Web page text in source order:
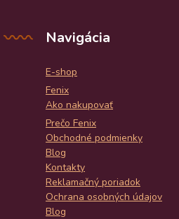
Navigácia
E-shop
Fenix
Ako nakupovať
Prečo Fenix
Obchodné podmienky
Blog
Kontakty
Reklamačný poriadok
Ochrana osobných údajov
Blog